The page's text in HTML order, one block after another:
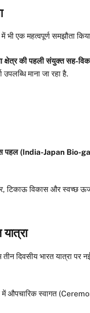
में भी एक महत्वपूर्ण समझौता
क्षेत्र की पहली संयुक्त सह-
माना जा रहा है.
पहल (India-Japan Bio-
टिकाऊ विकास और स्वच्छ
तीन दिवसीय भारत यात्रा पर
औपचारिक स्वागत